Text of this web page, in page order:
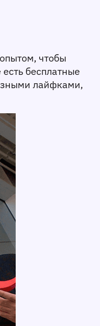
чтобы
бесплатные
лайфками,